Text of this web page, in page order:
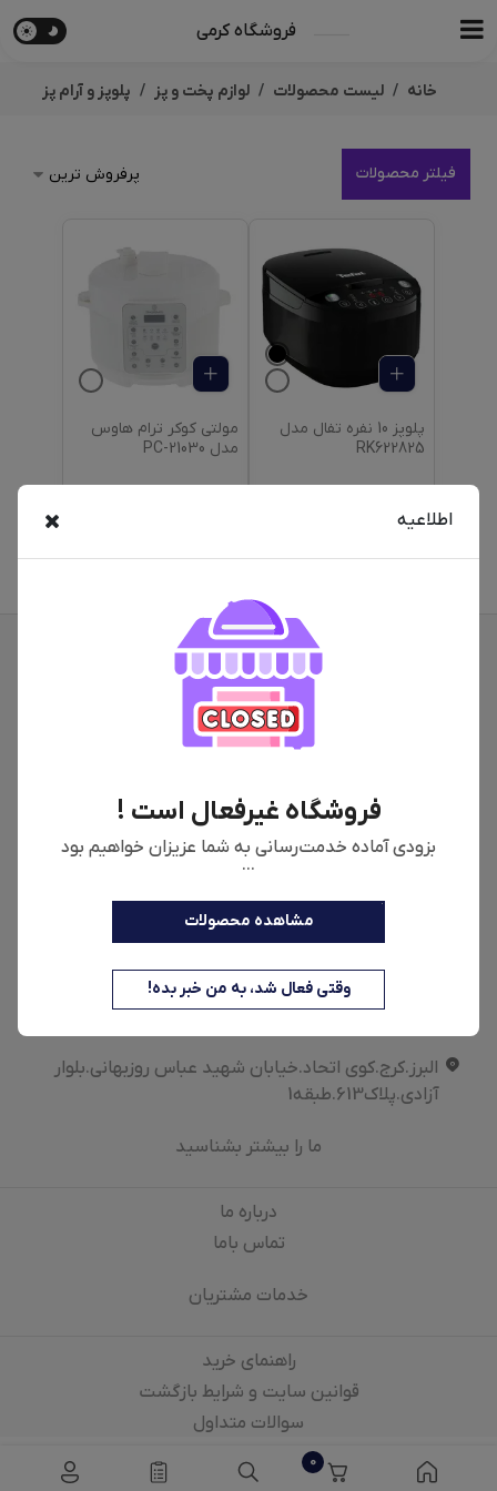
فروشگاه کرمی
0
اطلاعیه
فروشگاه غیرفعال است !
بزودی آماده خدمت‌رسانی به شما عزیزان خواهیم بود
...
مشاهده محصولات
وقتی فعال شد، به من خبر بده!
خانه لیست محصولات لوازم پخت و پز پلوپز و آرام پز
فیلتر محصولات
پلوپز 10 نفره تفال مدل
RK622825
مولتی کوکر ترام هاوس
مدل PC-21030
اطلاعات فروشگاه
البرز.کرج.کوی اتحاد.خیابان شهید عباس روزبهانی.بلوار
آزادی.پلاک613.طبقه1
ما را بیشتر بشناسید
درباره‌ ما
تماس باما
خدمات مشتریان
راهنمای خرید
قوانین سایت و شرایط بازگشت
سوالات متداول